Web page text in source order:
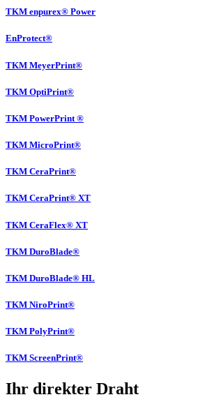
TKM enpurex® Power
EnProtect®
TKM MeyerPrint®
TKM OptiPrint®
TKM PowerPrint ®
TKM MicroPrint®
TKM CeraPrint®
TKM CeraPrint® XT
TKM CeraFlex® XT
TKM DuroBlade®
TKM DuroBlade® HL
TKM NiroPrint®
TKM PolyPrint®
TKM ScreenPrint®
Ihr direkter Draht